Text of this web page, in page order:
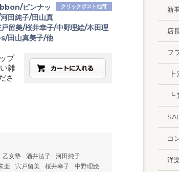
クリックポスト他可
ピンナッ
田純子/田山真
留美/桜井幸子/中野理絵/本田理
田山真美子/他
プ
雑
さ
乙女塾 酒井法子
河田純子
亜 宍戸留美 桜井幸子
中野理絵
新
店
フ
┣
┗
コ
洋